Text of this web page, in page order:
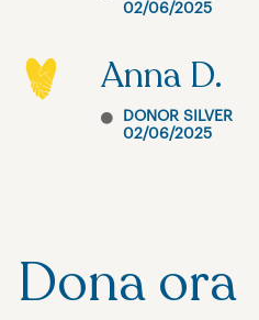
02/06/2025
Anna D.
DONOR SILVER
02/06/2025
Dona ora